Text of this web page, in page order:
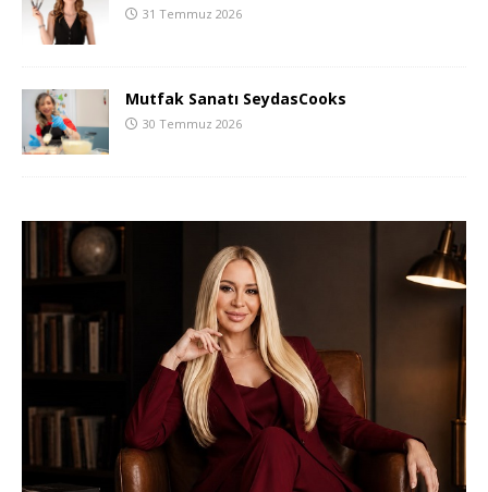
31 Temmuz 2026
Mutfak Sanatı SeydasCooks
30 Temmuz 2026